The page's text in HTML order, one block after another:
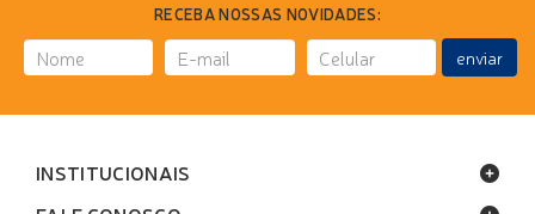
RECEBA NOSSAS NOVIDADES:
enviar
INSTITUCIONAIS